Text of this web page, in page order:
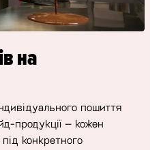
на
пошиття
продукції – кожен
конкретного